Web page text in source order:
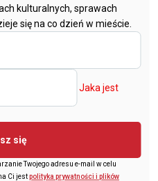
kulturalnych, sprawach
się na co dzień w mieście.
Jaka jest
się
Twojego adresu e-mail w celu
Ci jestpolityka prywatności i plików